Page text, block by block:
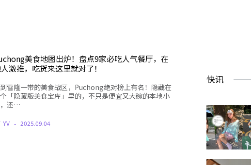
美食地图出炉！盘点9家必吃人气餐厅，在
激推，吃货来这里就对了！
雪隆一带的美食战区，Puchong绝对榜上有名！隐藏在
「隐藏版美食宝库」里的，不只是便宜又大碗的本地小
还…
YV 2025.09.04
快讯